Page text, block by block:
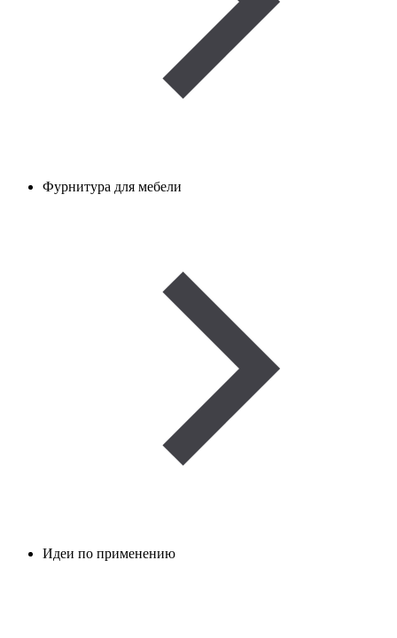
Фурнитура для мебели
Идеи по применению